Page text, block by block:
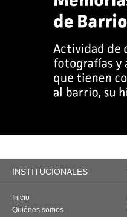
INSTITUCIONALES
Inicio
Quiénes somos